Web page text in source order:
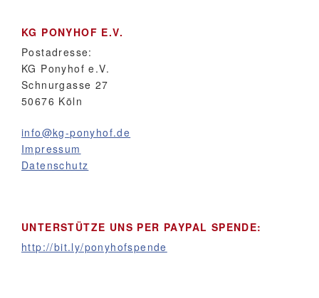
KG PONYHOF E.V.
Postadresse:
KG Ponyhof e.V.
Schnurgasse 27
50676 Köln
info@kg-ponyhof.de
Impressum
Datenschutz
UNTERSTÜTZE UNS PER PAYPAL SPENDE:
http://bit.ly/ponyhofspende